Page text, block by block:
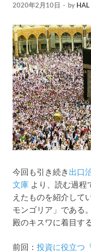
2020年2月10日 - by HAL
今回も引き続き 出口
文庫 より、読む過程
えたものを紹介して
モンゴリア」である
殿のキスワに着目する
前回： 投資に役立つ